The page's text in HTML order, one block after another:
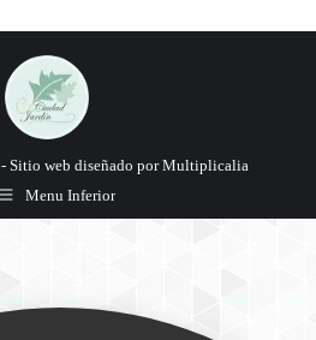
Sitio web diseñado por Multiplicalia
Menu Inferior